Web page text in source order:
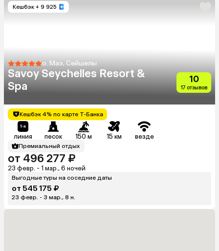
Кешбэк + 9 925
о. Маэ, Сейшелы
Savoy Seychelles Resort &
Spa
10
17 отзывов
Кешбэк 4% по карте Т-Банка
линия песок 150 м 15 км везде
Премиальный отдых
от 496 277 ₽
23 февр. - 1 мар., 6 ночей
Выгодные туры на соседние даты
от 545 175 ₽
23 февр. - 3 мар., 8 н.